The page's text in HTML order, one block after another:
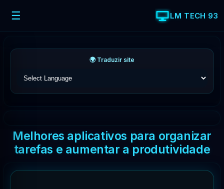
☰ LM TECH 93
🌍 Traduzir site
Melhores aplicativos para organizar
tarefas e aumentar a produtividade